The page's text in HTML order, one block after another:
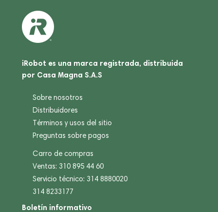
iRobot es una marca registrada, distribuida
por Casa Magna S.A.S
Sobre nosotros
Distribuidores
Términos y usos del sitio
Preguntas sobre pagos
Carro de compras
Ventas: 310 895 44 60
Servicio técnico: 314 8880020
314 8233177
Boletín informativo